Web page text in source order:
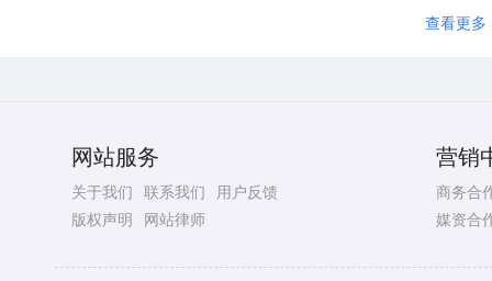
查看更多
网站服务
关于我们 联系我们
用户反馈
版权声明
网站律师
营销
商务合
媒资合